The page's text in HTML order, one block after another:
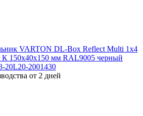
VARTON DL-Box Reflect Multi 1x4
К 150х40х150 мм RAL9005 черный
20L20-2001430
от 2 дней